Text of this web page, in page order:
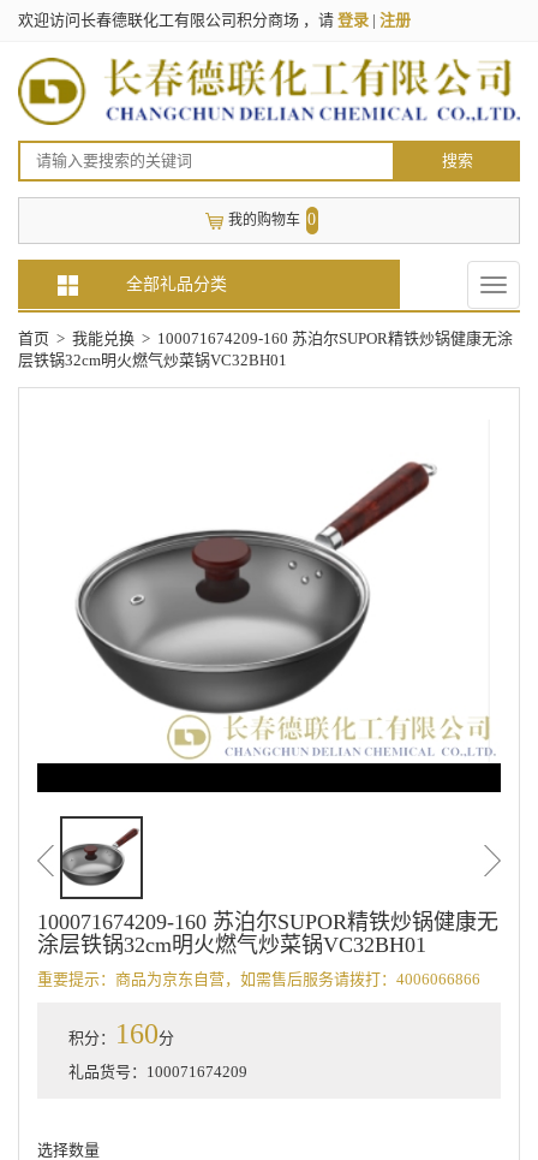
欢迎访问长春德联化工有限公司积分商场 ，请 登录 | 注册
搜索
我的购物车 0
全部礼品分类
Toggle
首页 > 我能兑换 > 100071674209-160 苏泊尔SUPOR精铁炒锅健康无涂
层铁锅32cm明火燃气炒菜锅VC32BH01
100071674209-160 苏泊尔SUPOR精铁炒锅健康无
涂层铁锅32cm明火燃气炒菜锅VC32BH01
重要提示：商品为京东自营，如需售后服务请拨打：4006066866
积分： 160分
礼品货号：100071674209
选择数量